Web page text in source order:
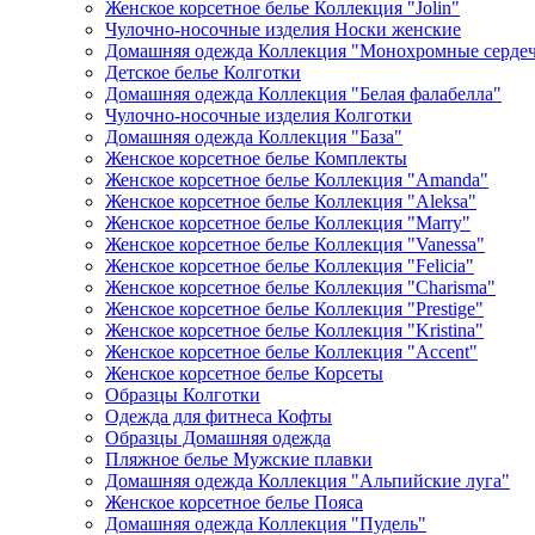
Женское корсетное белье Коллекция "Jolin"
Чулочно-носочные изделия Носки женские
Домашняя одежда Коллекция "Монохромные
Детское белье Колготки
Домашняя одежда Коллекция "Белая фалабелла"
Чулочно-носочные изделия Колготки
Домашняя одежда Коллекция "База"
Женское корсетное белье Комплекты
Женское корсетное белье Коллекция "Amanda"
Женское корсетное белье Коллекция "Aleksa"
Женское корсетное белье Коллекция "Marry"
Женское корсетное белье Коллекция "Vanessa"
Женское корсетное белье Коллекция "Felicia"
Женское корсетное белье Коллекция "Charisma"
Женское корсетное белье Коллекция "Prestige"
Женское корсетное белье Коллекция "Kristina"
Женское корсетное белье Коллекция "Accent"
Женское корсетное белье Корсеты
Образцы Колготки
Одежда для фитнеса Кофты
Образцы Домашняя одежда
Пляжное белье Мужские плавки
Домашняя одежда Коллекция "Альпийские луга"
Женское корсетное белье Пояса
Домашняя одежда Коллекция "Пудель"